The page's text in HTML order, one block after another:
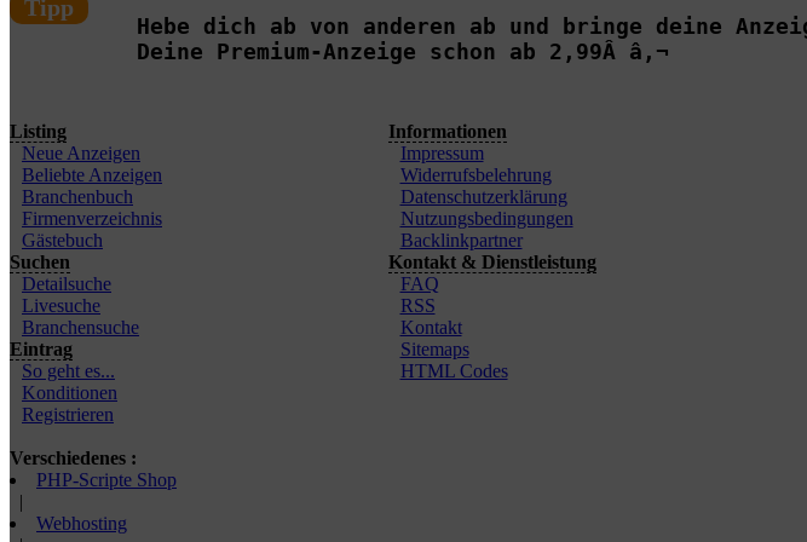
Tipp
Hebe dich ab von anderen ab und bringe deine
Deine Premium-Anzeige schon ab 2,99Â â‚¬
Listing
Neue Anzeigen
Beliebte Anzeigen
Branchenbuch
Firmenverzeichnis
Gästebuch
Suchen
Detailsuche
Livesuche
Branchensuche
Eintrag
So geht es...
Konditionen
Registrieren
Informationen
Impressum
Widerrufsbelehrung
Datenschutzerklärung
Nutzungsbedingungen
Backlinkpartner
Kontakt & Dienstleistung
FAQ
RSS
Kontakt
Sitemaps
HTML Codes
Verschiedenes :
PHP-Scripte Shop
|
Webhosting